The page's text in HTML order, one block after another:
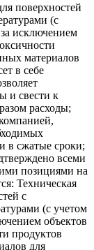
поверхностей
(с
исключением
материалов
в себе
и свести к
расходы;
в сжатые сроки;
всеми
позициями на
Техническая
с
(с учетом
объектов
продуктов
для